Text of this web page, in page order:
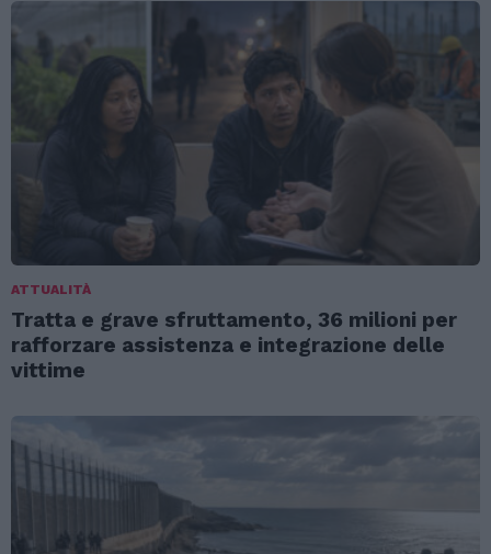
ATTUALITÀ
Tratta e grave sfruttamento, 36 milioni per
rafforzare assistenza e integrazione delle
vittime